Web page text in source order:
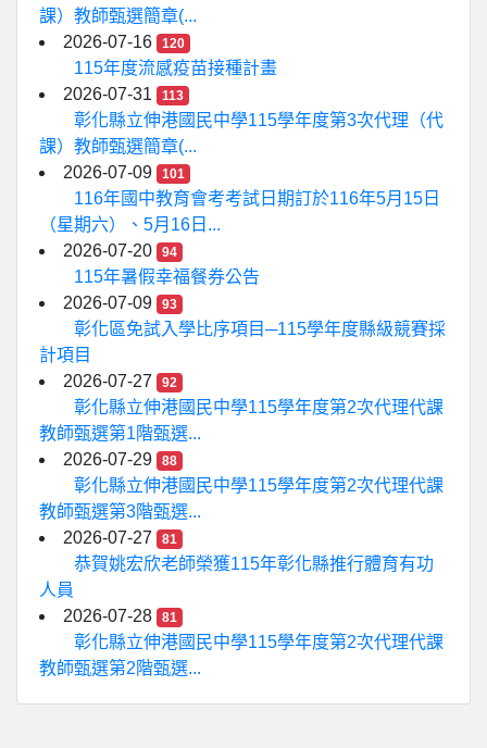
課）教師甄選簡章(...
2026-07-16
120
115年度流感疫苗接種計畫
2026-07-31
113
彰化縣立伸港國民中學115學年度第3次代理（代
課）教師甄選簡章(...
2026-07-09
101
116年國中教育會考考試日期訂於116年5月15日
（星期六）、5月16日...
2026-07-20
94
115年暑假幸福餐券公告
2026-07-09
93
彰化區免試入學比序項目─115學年度縣級競賽採
計項目
2026-07-27
92
彰化縣立伸港國民中學115學年度第2次代理代課
教師甄選第1階甄選...
2026-07-29
88
彰化縣立伸港國民中學115學年度第2次代理代課
教師甄選第3階甄選...
2026-07-27
81
恭賀姚宏欣老師榮獲115年彰化縣推行體育有功
人員
2026-07-28
81
彰化縣立伸港國民中學115學年度第2次代理代課
教師甄選第2階甄選...